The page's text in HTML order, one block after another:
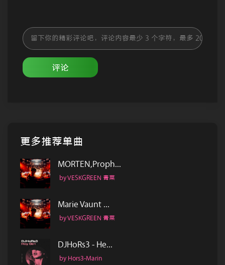
评论
更多推荐单曲
MORTEN,Proph...
by VESKGREEN 青菜
Marie Vaunt ...
by VESKGREEN 青菜
DJHoRs3 - He...
by Hors3-Marin